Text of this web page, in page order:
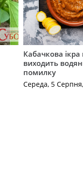
Кабачкова
виходить
помилку
Середа, 5